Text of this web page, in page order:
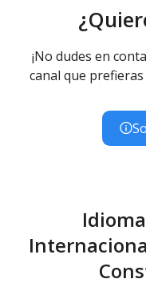
¡No dudes en
canal que